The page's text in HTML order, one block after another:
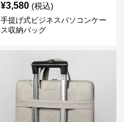
¥3,580 (税込)
手提げ式ビジネスパソコンケー
ス収納バッグ